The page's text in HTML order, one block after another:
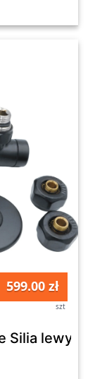
599.00 zł
szt
lewy